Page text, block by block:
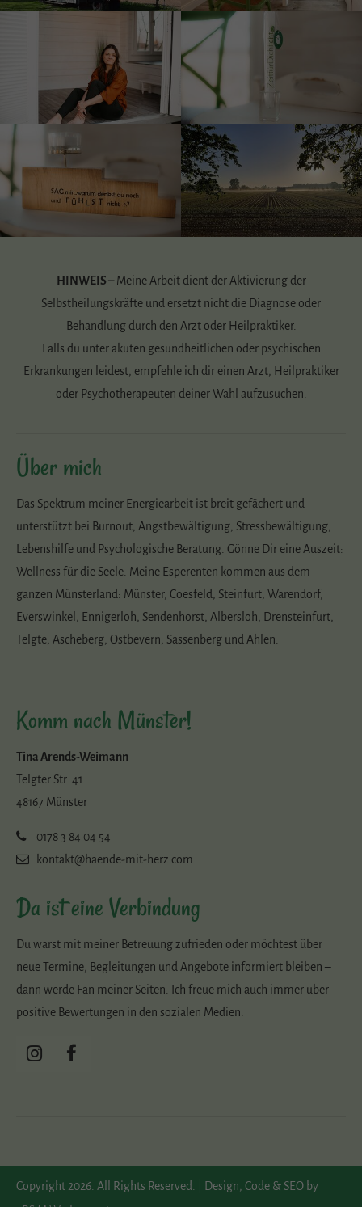
HINWEIS –Meine Arbeit dient der Aktivierung der
Selbstheilungskräfte und ersetzt nicht die Diagnose oder
Behandlung durch den Arzt oder Heilpraktiker.
Falls du unter akuten gesundheitlichen oder psychischen
Erkrankungen leidest, empfehle ich dir einen Arzt, Heilpraktiker
oder Psychotherapeuten deiner Wahl aufzusuchen.
Über mich
Das Spektrum meiner Energiearbeit ist breit gefächert und
unterstützt bei Burnout, Angstbewältigung, Stressbewältigung,
Lebenshilfe und Psychologische Beratung. Gönne Dir eine Auszeit:
Wellness für die Seele. Meine Esperenten kommen aus dem
ganzen Münsterland: Münster, Coesfeld, Steinfurt, Warendorf,
Everswinkel, Ennigerloh, Sendenhorst, Albersloh, Drensteinfurt,
Telgte, Ascheberg, Ostbevern, Sassenberg und Ahlen.
Komm nach Münster!
Tina Arends-Weimann
Telgter Str. 41
48167 Münster
0178 3 84 04 54
kontakt@haende-mit-herz.com
Da ist eine Verbindung
Du warst mit meiner Betreuung zufrieden oder möchtest über
neue Termine, Begleitungen und Angebote informiert bleiben –
dann werde Fan meiner Seiten. Ich freue mich auch immer über
positive Bewertungen in den sozialen Medien.
Copyright 2026. All Rights Reserved. | Design, Code & SEO by